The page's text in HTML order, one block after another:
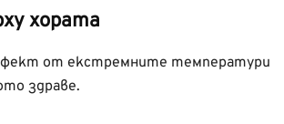
хората
от екстремните температури
здраве.